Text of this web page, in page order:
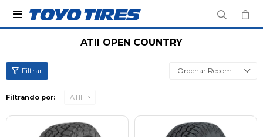

ATII OPEN COUNTRY
Recomendados
Filtrando por: ATII